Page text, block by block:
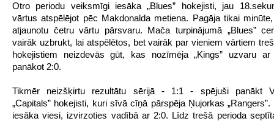
Otro periodu veiksmīgi iesāka „Blues” hokejisti, jau
vārtus atspēlējot pēc Makdonalda metiena. Pagāja tikai minūte,
atjaunotu četru vārtu pārsvaru. Mača turpinājumā „Blues”
vairāk uzbrukt, lai atspēlētos, bet vairāk par vieniem vārtiem
hokejistiem neizdevās gūt, kas nozīmēja „Kings” uzvaru
panākot 2:0.
Tikmēr neizšķirtu rezultātu sērijā - 1:1 - spējuši panākt
„Capitals” hokejisti, kuri sīvā cīņā pārspēja Ņujorkas
iesāka viesi, izvirzoties vadībā ar 2:0. Līdz trešā perioda